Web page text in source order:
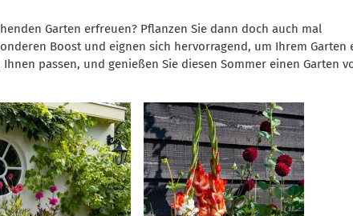
Garten erfreuen? Pflanzen Sie dann doch auch mal
Boost und eignen sich hervorragend, um Ihrem Garten
passen, und genießen Sie diesen Sommer einen Garten